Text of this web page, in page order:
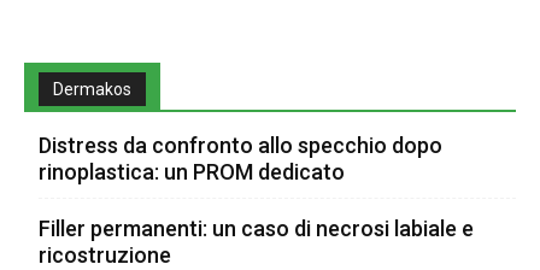
Dermakos
Distress da confronto allo specchio dopo
rinoplastica: un PROM dedicato
Filler permanenti: un caso di necrosi labiale e
ricostruzione